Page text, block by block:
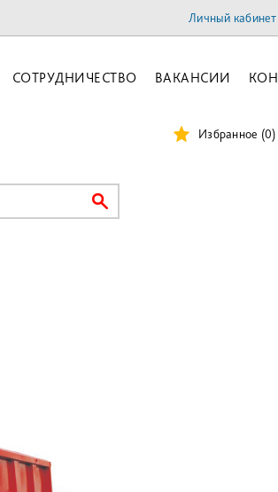
Личный кабинет
СОТРУДНИЧЕСТВО ВАКАНСИИ
Избранное (0)